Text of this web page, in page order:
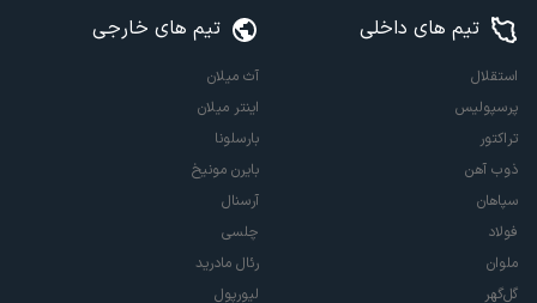
تیم های داخلی
استقلال
پرسپولیس
تراکتور
ذوب آهن
سپاهان
فولاد
ملوان
گل‌گهر
تیم های خارجی
آث میلان
اینتر میلان
بارسلونا
بایرن مونیخ
آرسنال
چلسی
رئال مادرید
لیورپول